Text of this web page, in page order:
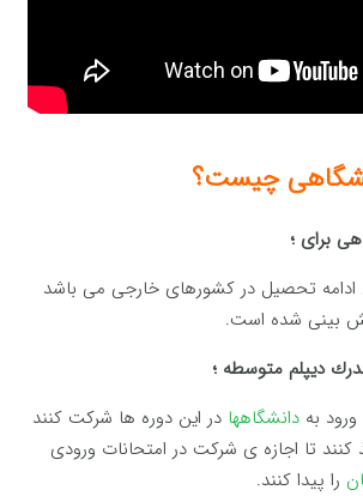
چیست؟
برای ؛
ادامه تحصیل در کشورهای خارجی می باشد
بینی شده است.
دیپلم متوسطه ؛
ورود بهدانشگاهها در این دوره ها شركت كنند
كنند تا اجازه ی شركت در امتحانات ورودی
را پیدا كنند.